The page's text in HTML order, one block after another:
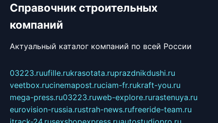
Справочник строительных
компаний
Актуальный каталог компаний по всей России
03223.ruufille.rukrasotata.ruprazdnikdushi.ru
veetbox.rucinemapost.ruciam-fr.rukraft-you.ru
mega-press.ru03223.ruweb-explore.rurastenuya.ru
eurovision-russia.rustrah-news.rufreeride-team.ru